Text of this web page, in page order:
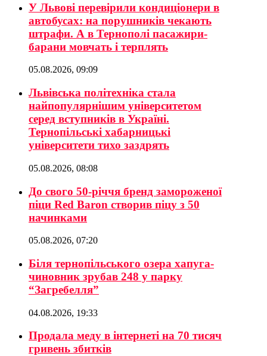
У Львові перевірили кондиціонери в
автобусах: на порушників чекають
штрафи. А в Тернополі пасажири-
барани мовчать і терплять
05.08.2026, 09:09
Львівська політехніка стала
найпопулярнішим університетом
серед вступників в Україні.
Тернопільські хабарницькі
університети тихо заздрять
05.08.2026, 08:08
До свого 50-річчя бренд замороженої
піци Red Baron створив піцу з 50
начинками
05.08.2026, 07:20
Біля тернопільського озера хапуга-
чиновник зрубав 248 у парку
“Загребелля”
04.08.2026, 19:33
Продала меду в інтернеті на 70 тисяч
гривень збитків